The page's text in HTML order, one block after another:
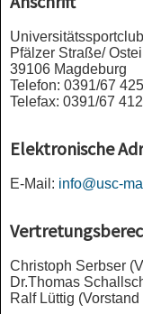
Pfälzer Straße/
39106 Magdeburg
Telefon: 0391/67
Telefax: 0391/67
Elektronische
E-Mail: info@usc-
Christoph Serbser
Dr.Thomas
Ralf Lüttig